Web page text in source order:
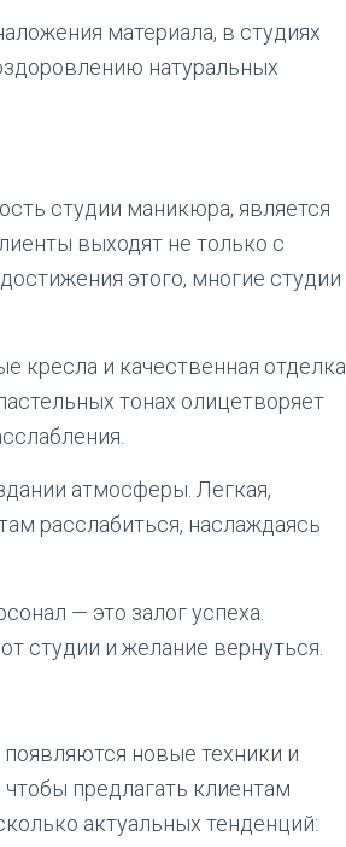
материала, в студиях
натуральных
студии маникюра, является
выходят не только с
этого, многие студии
кресла и качественная отделка
тонах олицетворяет
атмосферы. Легкая,
расслабиться, наслаждаясь
— это залог успеха.
студии и желание вернуться.
новые техники и
предлагать клиентам
актуальных тенденций: